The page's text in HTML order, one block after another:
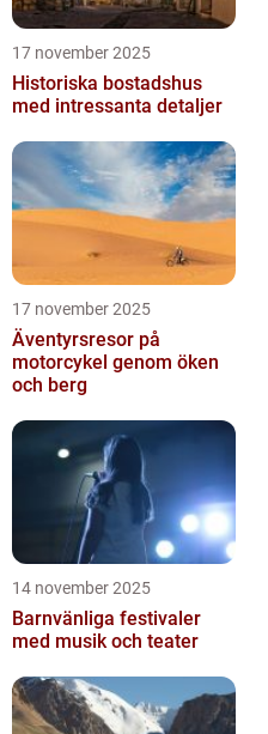
17 november 2025
Historiska bostadshus
med intressanta detaljer
17 november 2025
Äventyrsresor på
motorcykel genom öken
och berg
14 november 2025
Barnvänliga festivaler
med musik och teater